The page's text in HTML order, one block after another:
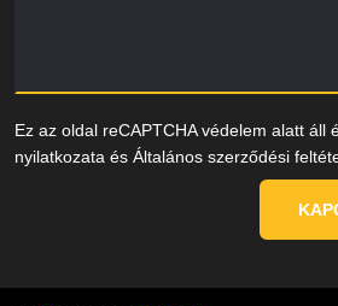
Ez az oldal reCAPTCHA védelem alatt áll
nyilatkozata és Általános szerződési